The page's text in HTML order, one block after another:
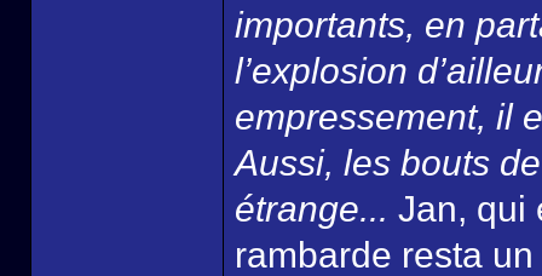
importants, en
l’explosion
empressement, il
Aussi, les bouts
étrange... Jan, qui
rambarde resta